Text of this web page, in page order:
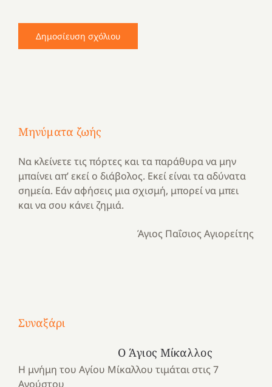
Μηνύματα ζωής
Να κλείνετε τις πόρτες και τα παράθυρα να μην
μπαίνει απ’ εκεί ο διάβολος. Εκεί είναι τα αδύνατα
σημεία. Εάν αφήσεις μια σχισμή, μπορεί να μπει
και να σου κάνει ζημιά.
Άγιος Παΐσιος Αγιορείτης
Συναξάρι
Ο Άγιος Μίκαλλος
Η μνήμη του Αγίου Μίκαλλου τιμάται στις 7
Αγούστου
Μια
ένα
και
Νοσοκομείο
Κατασκηνωτικές
το